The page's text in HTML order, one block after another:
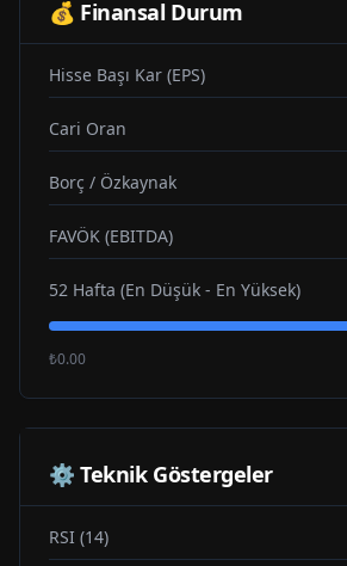
💰 Finansal Durum
Hisse Başı Kar (EPS)
Cari Oran
Borç / Özkaynak
FAVÖK (EBITDA)
52 Hafta (En Düşük - En Yüksek)
₺0.00
⚙️ Teknik Göstergeler
RSI (14)